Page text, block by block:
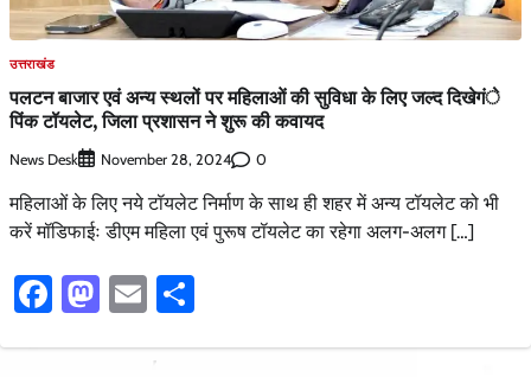
उत्तराखंड
पलटन बाजार एवं अन्य स्थलों पर महिलाओं की सुविधा के लिए जल्द दिखेगंे
पिंक टॉयलेट, जिला प्रशासन ने शुरू की कवायद
News Desk November 28, 2024 0
महिलाओं के लिए नये टॉयलेट निर्माण के साथ ही शहर में अन्य टॉयलेट को भी
करें मॉडिफाईः डीएम महिला एवं पुरूष टॉयलेट का रहेगा अलग-अलग […]
Facebook
Mastodon
Email